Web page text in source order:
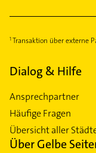
Transaktion über externe
Dialog & Hilfe
Ansprechpartner
Häufige Fragen
Übersicht aller
Über Gelbe